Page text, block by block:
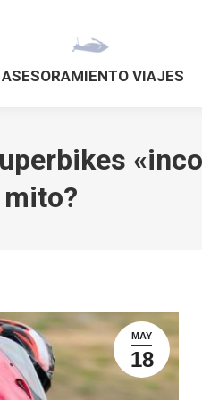
ASESORAMIENTO VIAJES
MAY
18